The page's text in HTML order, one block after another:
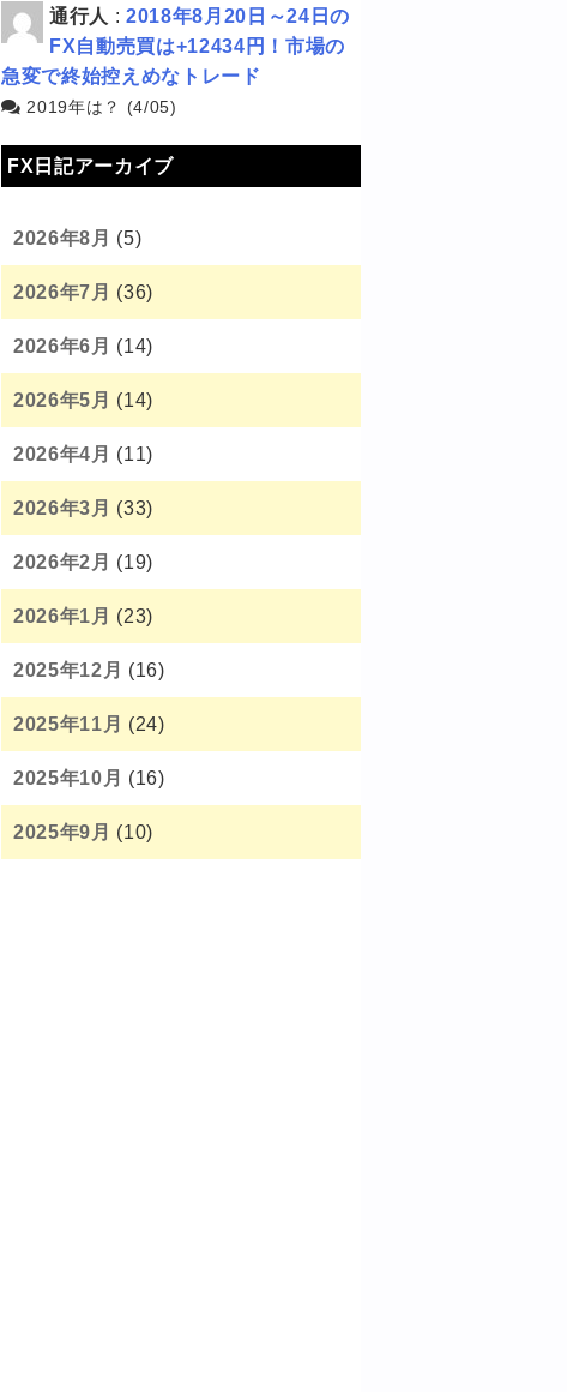
通行人 : 2018年8月20日～24日の
FX自動売買は+12434円！市場の
急変で終始控えめなトレード
2019年は？ (4/05)
FX日記アーカイブ
2026年8月 (5)
2026年7月 (36)
2026年6月 (14)
2026年5月 (14)
2026年4月 (11)
2026年3月 (33)
2026年2月 (19)
2026年1月 (23)
2025年12月 (16)
2025年11月 (24)
2025年10月 (16)
2025年9月 (10)